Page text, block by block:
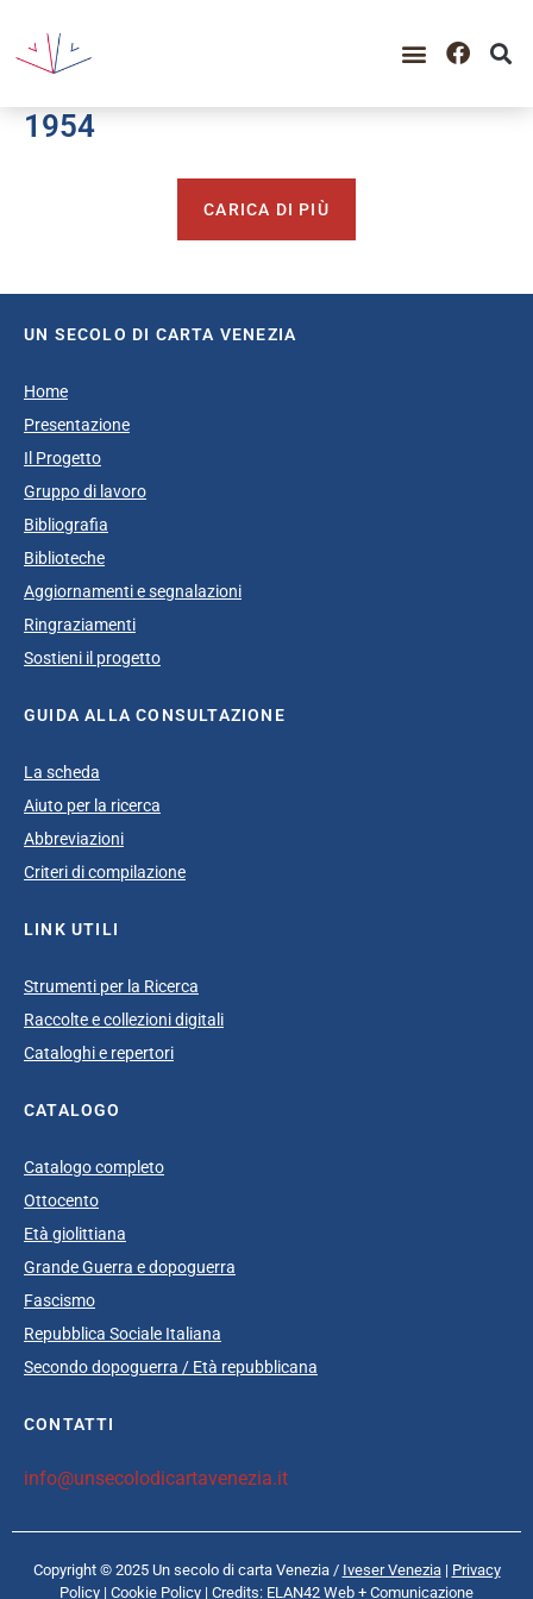
1954
CARICA DI PIÙ
UN SECOLO DI CARTA VENEZIA
Home
Presentazione
Il Progetto
Gruppo di lavoro
Bibliografia
Biblioteche
Aggiornamenti e segnalazioni
Ringraziamenti
Sostieni il progetto
GUIDA ALLA CONSULTAZIONE
La scheda
Aiuto per la ricerca
Abbreviazioni
Criteri di compilazione
LINK UTILI
Strumenti per la Ricerca
Raccolte e collezioni digitali
Cataloghi e repertori
CATALOGO
Catalogo completo
Ottocento
Età giolittiana
Grande Guerra e dopoguerra
Fascismo
Repubblica Sociale Italiana
Secondo dopoguerra / Età repubblicana
CONTATTI
info@unsecolodicartavenezia.it
Copyright © 2025 Un secolo di carta Venezia / Iveser Venezia| Privacy
Policy | Cookie Policy | Credits: ELAN42 Web + Comunicazione